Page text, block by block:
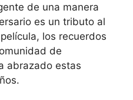
de una manera
es un tributo al
los recuerdos
de
abrazado estas